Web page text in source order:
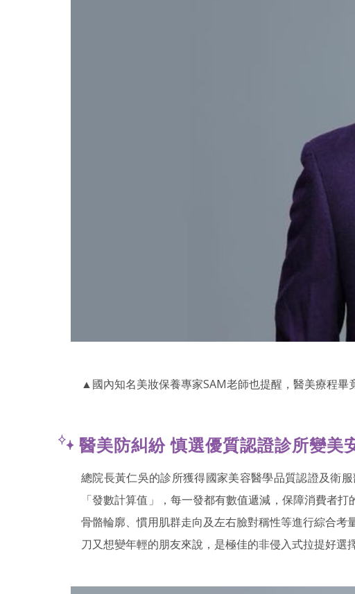
▲國內知名美妝保養專家SAM老師也提醒，醫美療程畢
醫美防糾紛 慎選優質認證診所變美
總院長黃仁吳的診所獲得國家美容醫學品質認證及衛
「發數計算值」，每一發都有數值遞減，保障消費者
骨骼輪廓、慣用肌群走向及左右臉對稱性等進行綜合
刀又想變年輕的朋友來說，是極佳的非侵入式拉提好選擇